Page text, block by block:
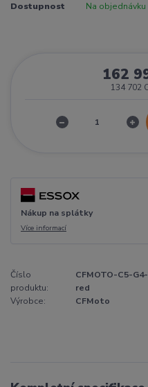
Dostupnost Na objednávku
162
134 702
Nákup na splátky
Více informací
Číslo
produktu:
CFMOTO-C5-
red
Výrobce:
CFMoto